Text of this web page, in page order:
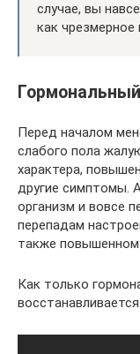
случае, вы
как чрезмерное
Перед началом
слабого пола
характера,
другие симптомы.
организм и вовсе
перепадам
также
Как только